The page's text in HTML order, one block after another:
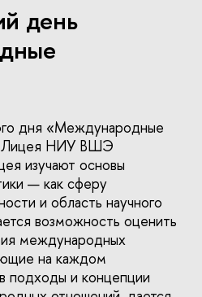
день
дня «Международные
Лицея НИУ ВШЭ
изучают основы
— как сферу
и область научного
возможность оценить
международных
на каждом
подходы и концепции